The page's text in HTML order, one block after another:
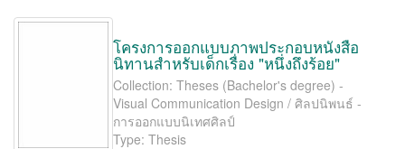
โครงการออกแบบภาพประกอบหนังสือ
นิทานสำหรับเด็กเรื่อง "หนึ่งถึงร้อย"
Collection: Theses (Bachelor's degree) -
Visual Communication Design / ศิลปนิพนธ์ -
การออกแบบนิเทศศิลป์
Type: Thesis